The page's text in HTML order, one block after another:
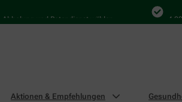
und Botendienst wählen 4.000
Aktionen & Empfehlungen